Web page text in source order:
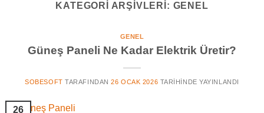
KATEGORI ARŞIVLERI: GENEL
GENEL
Güneş Paneli Ne Kadar Elektrik Üretir?
SOBESOFT TARAFINDAN 26 OCAK 2026 TARIHINDE YAYINLANDI
26